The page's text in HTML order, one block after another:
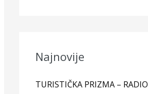
Najnovije
TURISTIČKA PRIZMA – RADIO